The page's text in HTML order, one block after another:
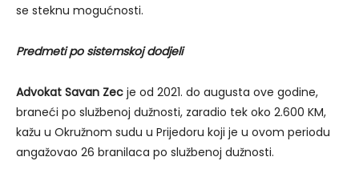
se steknu mogućnosti.
Predmeti po sistemskoj dodjeli
Advokat Savan Zec je od 2021. do augusta ove godine,
braneći po službenoj dužnosti, zaradio tek oko 2.600 KM,
kažu u Okružnom sudu u Prijedoru koji je u ovom periodu
angažovao 26 branilaca po službenoj dužnosti.